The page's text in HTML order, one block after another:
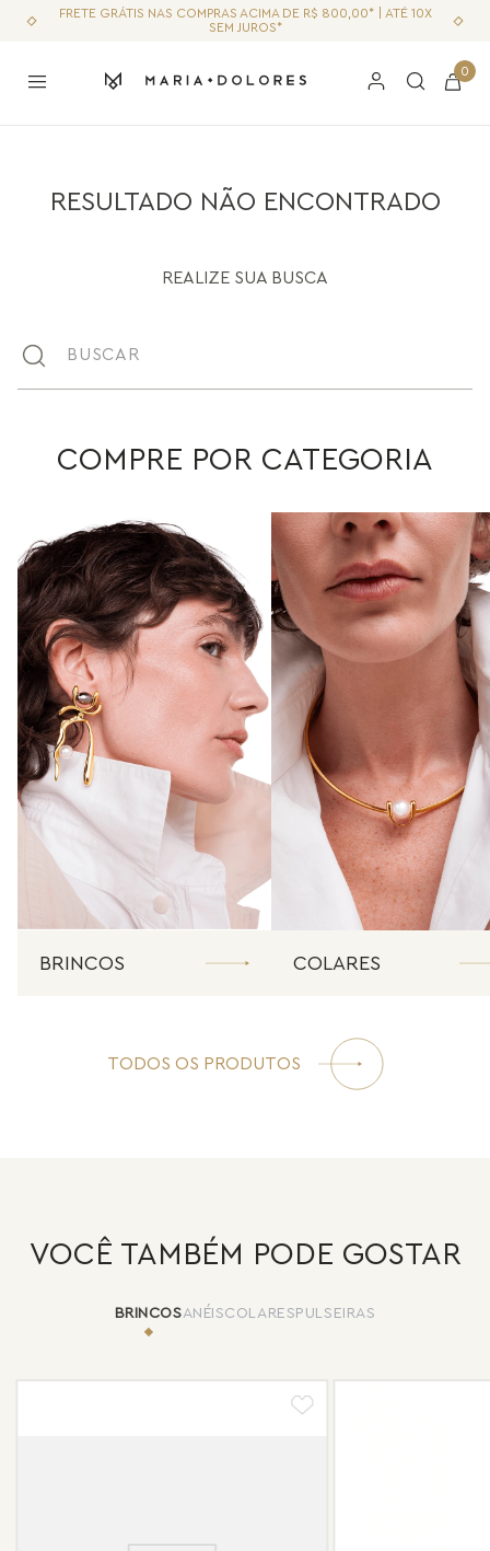
FRETE GRÁTIS NAS COMPRAS ACIMA DE R$ 800,00* | ATÉ 10X
SEM JUROS*
0
RESULTADO NÃO ENCONTRADO
REALIZE SUA BUSCA
Buscar
COMPRE POR CATEGORIA
BRINCOS COLARES
TODOS OS PRODUTOS
VOCÊ TAMBÉM PODE GOSTAR
BRINCOSANÉISCOLARES PULSEIRAS